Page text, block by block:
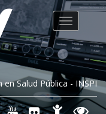
Salud Pública - INSPI
Toggle